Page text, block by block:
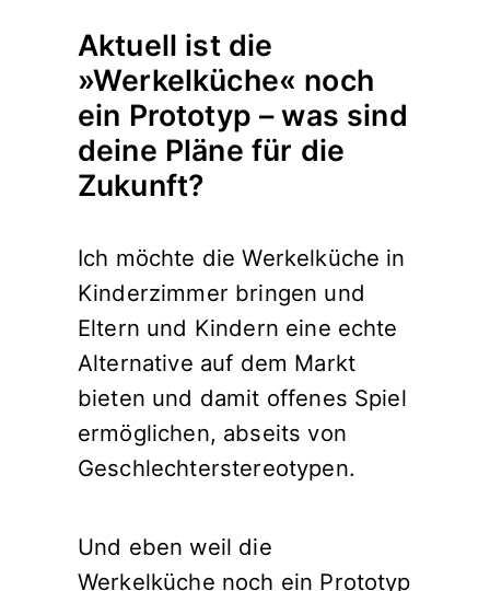
Aktuell ist die
»Werkelküche« noch
ein Prototyp – was sind
deine Pläne für die
Zukunft?
Ich möchte die Werkelküche in
Kinderzimmer bringen und
Eltern und Kindern eine echte
Alternative auf dem Markt
bieten und damit offenes Spiel
ermöglichen, abseits von
Geschlechterstereotypen.
Und eben weil die
Werkelküche noch ein Prototyp